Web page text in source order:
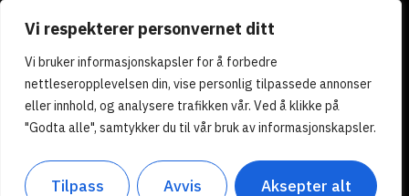
Vi respekterer personvernet ditt
Vi bruker informasjonskapsler for å forbedre
nettleseropplevelsen din, vise personlig tilpassede annonser
eller innhold, og analysere trafikken vår. Ved å klikke på
"Godta alle", samtykker du til vår bruk av informasjonskapsler.
Tilpass Avvis Aksepter alt
Kontakt oss
Arbeidersamfunnets plass 1 0181 Oslo
hablaespanol.angel@gmail.com
+ 47 47 23 68 99
© 2026 - Spanskskolen Habla Español | Alle
rettigheter forbeholdt.